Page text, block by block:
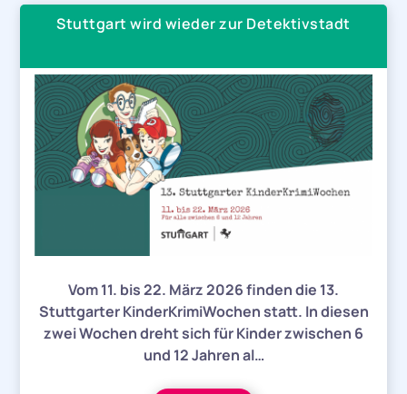
Stuttgart wird wieder zur Detektivstadt
Vom 11. bis 22. März 2026 finden die 13.
Stuttgarter KinderKrimiWochen statt. In diesen
zwei Wochen dreht sich für Kinder zwischen 6
und 12 Jahren al…